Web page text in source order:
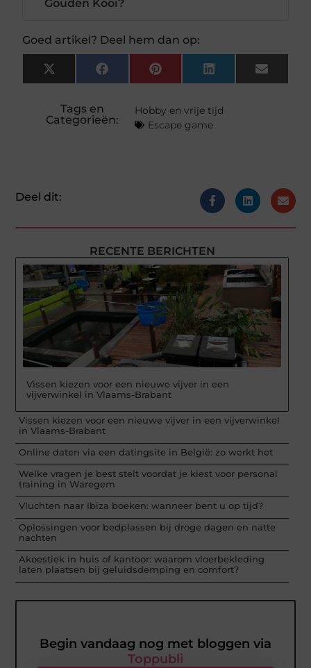
Gouden Kooi?
Goed artikel? Deel hem dan op:
X
(Twitter)
FacebookPinterestLinkedInEmail
Tags en
Categorieën:
Hobby en vrije tijd
Escape game
Deel dit:
RECENTE BERICHTEN
Vissen kiezen voor een nieuwe vijver in een
vijverwinkel in Vlaams-Brabant
Vissen kiezen voor een nieuwe vijver in een vijverwinkel
in Vlaams-Brabant
Online daten via een datingsite in België: zo werkt het
Welke vragen je best stelt voordat je kiest voor personal
training in Waregem
Vluchten naar Ibiza boeken: wanneer bent u op tijd?
Oplossingen voor bedplassen bij droge dagen en natte
nachten
Akoestiek in huis of kantoor: waarom vloerbekleding
laten plaatsen bij geluidsdemping en comfort?
Begin vandaag nog met bloggen via
Toppubli